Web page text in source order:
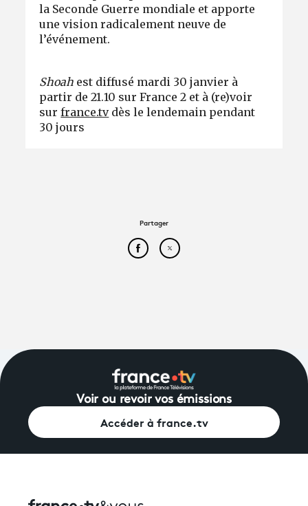
la Seconde Guerre mondiale et apporte
une vision radicalement neuve de
l’événement.
Shoah est diffusé mardi 30 janvier à
partir de 21.10 sur France 2 et à (re)voir
surfrance.tvdès le lendemain pendant
30 jours
Partager
Partager cet article sur
Partager cet article sur
Voir ou revoir vos émissions
Accéder à france.tv